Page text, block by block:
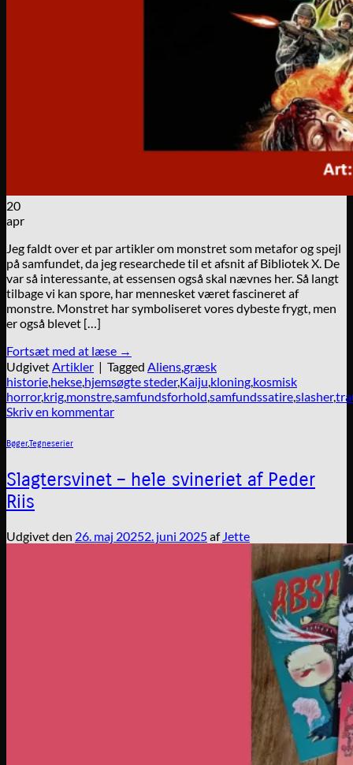
20
apr
Jeg faldt over et par artikler om monstret som metafor og spejl
på samfundet, da jeg researchede til et afsnit af Bibliotek X. De
var så interessante, at essensen også skal nævnes her. Så langt
tilbage vi kan spore, har mennesket været fascineret af
monstre. Monstret har symboliseret vores dybeste frygt, men
er også blevet […]
Fortsæt med at læse →
UdgivetArtikler | Tagged Aliens,græsk
historie,hekse,hjemsøgte steder,Kaiju,kloning,kosmisk
horror,krig,monstre,samfundsforhold,samfundssatire,slasher,
Skriv en kommentar
Bøger,Tegneserier
Slagtersvinet – hele svineriet af Peder
Riis
Udgivet den 26. maj 20252. juni 2025af Jette